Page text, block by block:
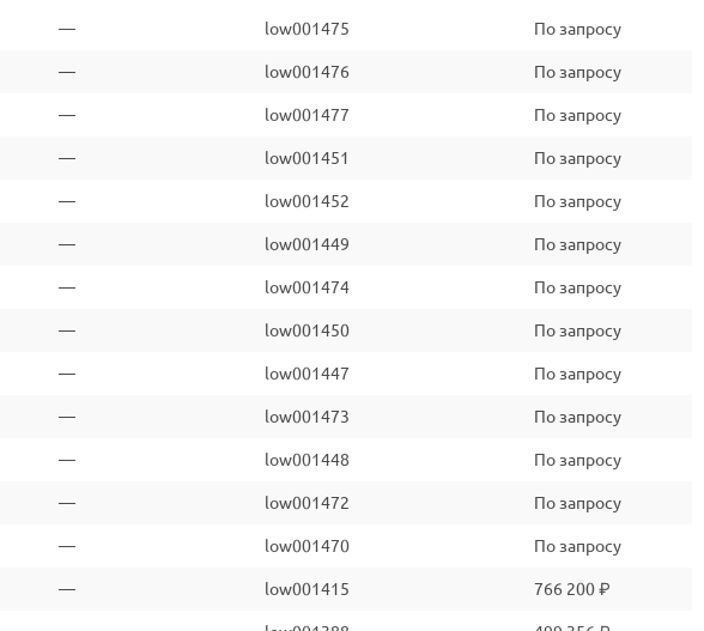
— low001475 По запросу
— low001476 По запросу
— low001477 По запросу
— low001451 По запросу
— low001452 По запросу
— low001449 По запросу
— low001474 По запросу
— low001450 По запросу
— low001447 По запросу
— low001473 По запросу
— low001448 По запросу
— low001472 По запросу
— low001470 По запросу
— low001415 766 200 ₽